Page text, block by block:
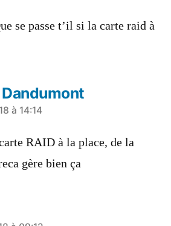
se passe t’il si la carte raid à
à 14:14
RAID à la place, de la
gère bien ça